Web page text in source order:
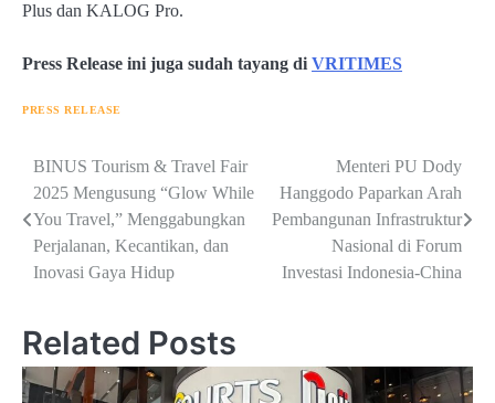
Plus dan KALOG Pro.
Press Release ini juga sudah tayang di VRITIMES
PRESS RELEASE
Navigasi
pos
BINUS Tourism & Travel Fair
2025 Mengusung “Glow While
You Travel,” Menggabungkan
Perjalanan, Kecantikan, dan
Inovasi Gaya Hidup
Menteri PU Dody
Hanggodo Paparkan Arah
Pembangunan Infrastruktur
Nasional di Forum
Investasi Indonesia-China
Related Posts